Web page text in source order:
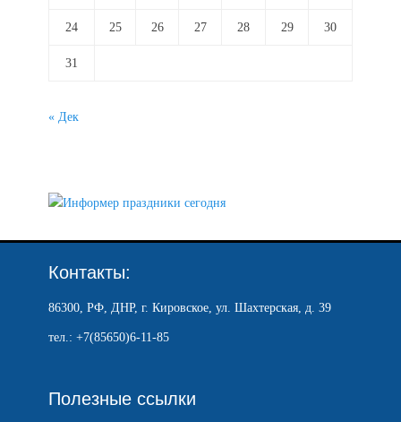
24 25 26 27 28 29 30
31
« Дек
Контакты:
86300, РФ, ДНР, г. Кировское, ул. Шахтерская, д. 39
тел.: +7(85650)6-11-85
Полезные ссылки